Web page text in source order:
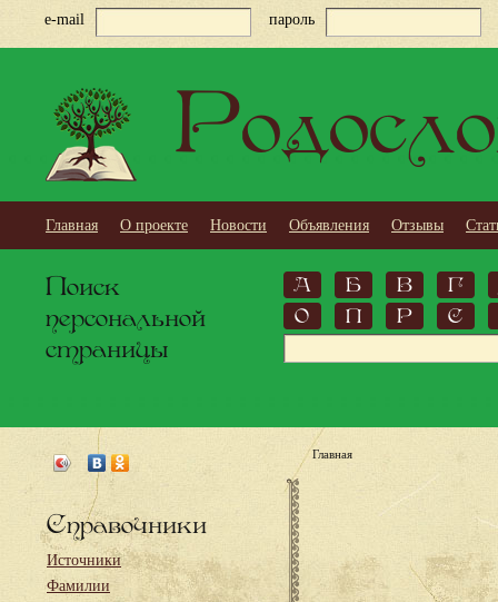
e-mail пароль
Главная О проекте Новости Объявления Отзывы
Поиск
персональной
страницы
А Б В
Г
О
П Р С
Справочники
Источники
Фамилии
Главная